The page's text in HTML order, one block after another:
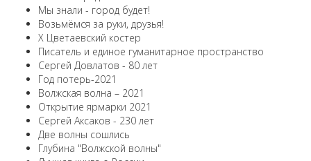
Мы знали - город будет!
Возьмёмся за руки, друзья!
X Цветаевский костер
Писатель и единое гуманитарное пространство
Сергей Довлатов - 80 лет
Год потерь-2021
Волжская волна – 2021
Открытие ярмарки 2021
Сергей Аксаков - 230 лет
Две волны сошлись
Глубина "Волжской волны"